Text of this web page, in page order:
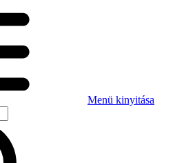
Menü kinyitása